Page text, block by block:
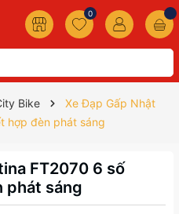
0
Bike
Xe Đạp Gấp Nhật
hợp đèn phát sáng
FT2070 6 số
phát sáng